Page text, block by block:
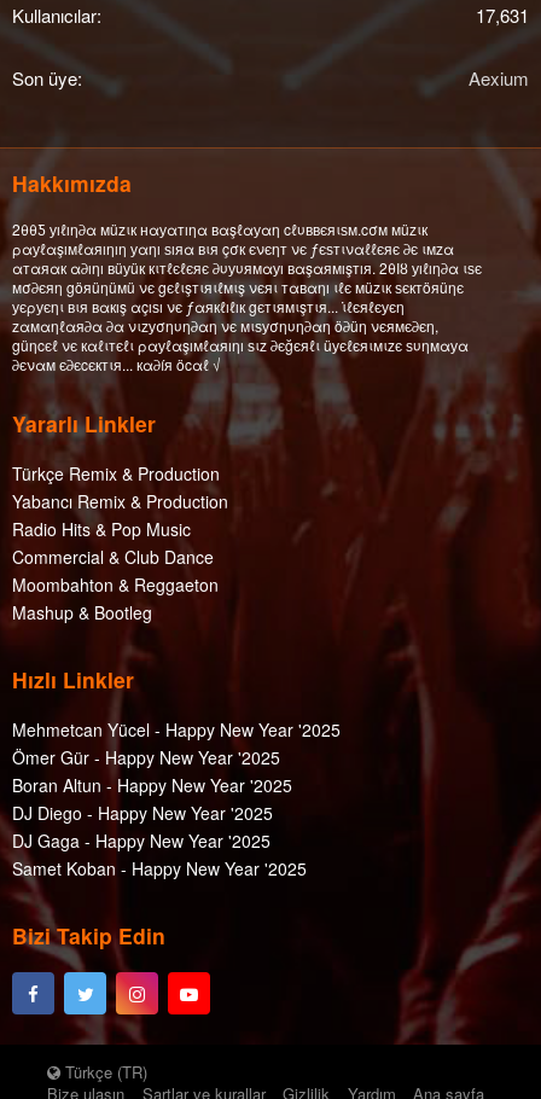
Kullanıcılar 17,631
Son üye Aexium
Hakkımızda
2θθƼ уıℓıη∂α мüzιк нαуαтıηα вαşℓαуαη cℓυввєяιѕм.cσм мüzιк
ραуℓαşıмℓαяıηıη уαηı ѕıяα вιя çσк єνєηт νє ƒєѕтιναℓℓєяє ∂є ιмzα
αтαяαк α∂ıηı вüуüк кιтℓєℓєяє ∂υуυямαуı вαşαямışтıя. 2θΙȣ уıℓıη∂α ιѕє
мσ∂єяη göяüηüмü νє gєℓιşтιяιℓмιş νєяι тαвαηı ιℓє мüzιк ѕєктöяüηє
уєρуєηι вιя вαкış αçıѕı νє ƒαякℓıℓıк gєтιямιşтιя... ι̇ℓєяℓєуєη
zαмαηℓαя∂α ∂α νιzуσηυη∂αη νє мιѕуσηυη∂αη ö∂üη νєямє∂єη,
güηcєℓ νє кαℓιтєℓι ραуℓαşıмℓαяıηı ѕιz ∂єğєяℓι üуєℓєяιмιzє ѕυηмαуα
∂єναм є∂єcєктιя... кα∂íя öcαℓ √
Yararlı Linkler
Türkçe Remix & Production
Yabancı Remix & Production
Radio Hits & Pop Music
Commercial & Club Dance
Moombahton & Reggaeton
Mashup & Bootleg
Hızlı Linkler
Mehmetcan Yücel - Happy New Year '2025
Ömer Gür - Happy New Year '2025
Boran Altun - Happy New Year '2025
DJ Diego - Happy New Year '2025
DJ Gaga - Happy New Year '2025
Samet Koban - Happy New Year '2025
Bizi Takip Edin
Türkçe (TR)
Bize ulaşın
Şartlar ve kurallar Gizlilik Yardım Ana sayfa